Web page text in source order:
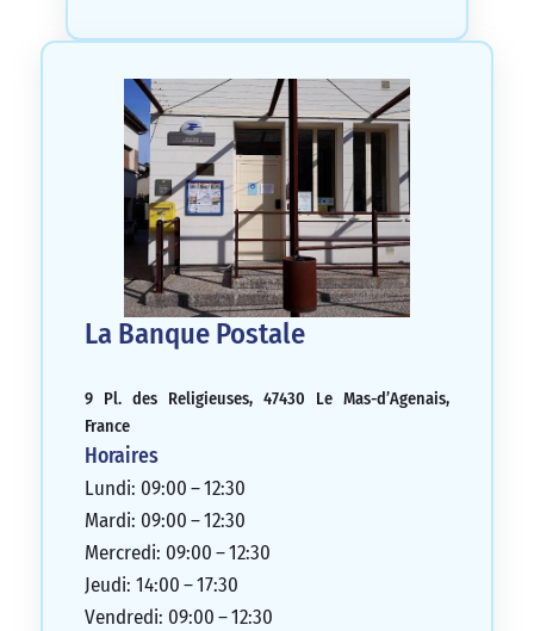
La Banque Postale
9 Pl. des Religieuses, 47430 Le Mas-d’Agenais,
France
Horaires
Lundi: 09:00 – 12:30
Mardi: 09:00 – 12:30
Mercredi: 09:00 – 12:30
Jeudi: 14:00 – 17:30
Vendredi: 09:00 – 12:30